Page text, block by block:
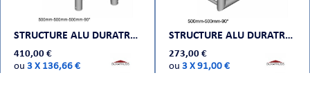
STRUCTURE ALU DURATRUSS DT 33-C33-LD
410,00 €
ou 3 X 136,66 €
STRUCTURE ALU DURATRUSS DT 33-C25-D90
273,00 €
ou 3 X 91,00 €